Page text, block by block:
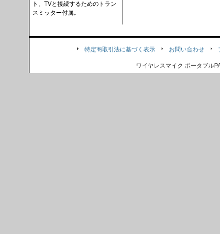
ト。TVと接続するためのトラン
スミッター付属。
特定商取引法に基づく表示 お問い合わせ
ワイヤレスマイク ポータブル